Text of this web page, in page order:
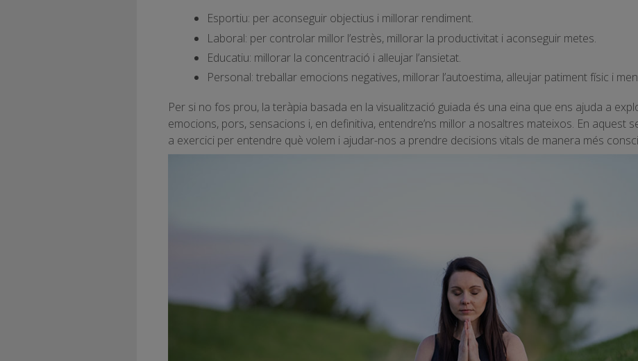
Esportiu: per aconseguir objectius i millorar rendiment.
Laboral: per controlar millor l’estrès, millorar la productivitat i aconseguir metes.
Educatiu: millorar la concentració i alleujar l’ansietat.
Personal: treballar emocions negatives, millorar l’autoestima, alleujar patiment físic i
Per si no fos prou, la teràpia basada en la visualització guiada és una eina que ens ajuda a
emocions, pors, sensacions i, en definitiva, entendre’ns millor a nosaltres mateixos. En aquest
a exercici per entendre què volem i ajudar-nos a prendre decisions vitals de manera més